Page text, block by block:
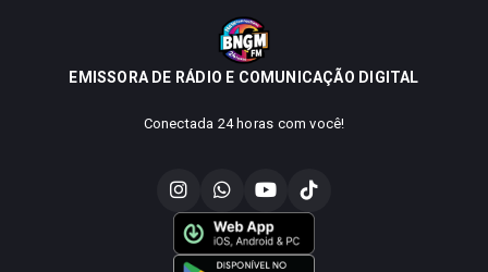
EMISSORA DE RÁDIO E COMUNICAÇÃO DIGITAL
Conectada 24 horas com você!